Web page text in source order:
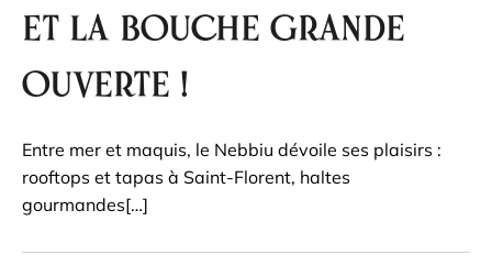
et la bouche grande
ouverte !
Entre mer et maquis, le Nebbiu dévoile ses plaisirs :
rooftops et tapas à Saint-Florent, haltes
gourmandes[…]